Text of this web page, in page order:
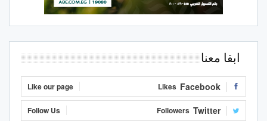
ابقا معنا
Facebook
Likes
Like our page
Twitter
Followers
Follow Us